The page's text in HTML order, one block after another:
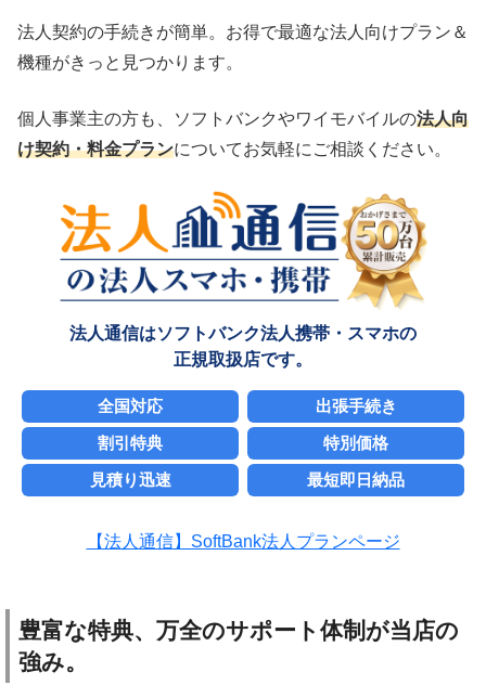
法人契約の手続きが簡単。お得で最適な法人向けプラン＆
機種がきっと見つかります。
個人事業主の方も、ソフトバンクやワイモバイルの法人向
け契約・料金プランについてお気軽にご相談ください。
法人通信はソフトバンク法人携帯・スマホの
正規取扱店です。
全国対応
出張手続き
割引特典
特別価格
見積り迅速
最短即日納品
【法人通信】SoftBank法人プランページ
豊富な特典、万全のサポート体制が当店の
強み。